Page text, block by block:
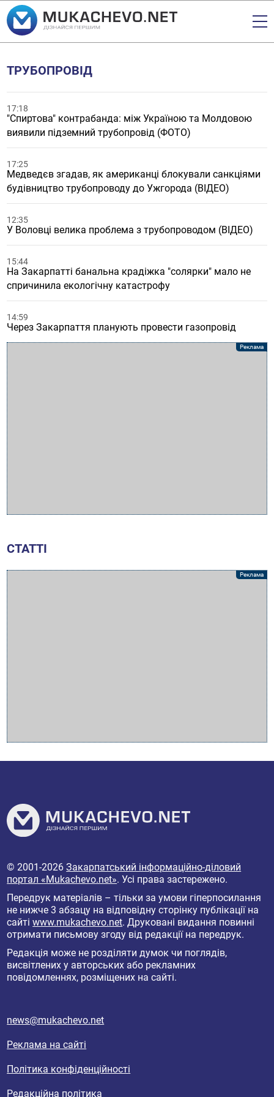
ТРУБОПРОВІД
17:18
"Спиртова" контрабанда: між Україною та Молдовою
виявили підземний трубопровід (ФОТО)
17:25
Медведєв згадав, як американці блокували санкціями
будівництво трубопроводу до Ужгорода (ВІДЕО)
12:35
У Воловці велика проблема з трубопроводом (ВІДЕО)
15:44
На Закарпатті банальна крадіжка "солярки" мало не
спричинила екологічну катастрофу
14:59
Через Закарпаття планують провести газопровід
СТАТТІ
© 2001-2026Закарпатський інформаційно-діловий
портал «Mukachevo.net». Усі права застережено.
Передрук матеріалів – тільки за умови гіперпосилання
не нижче 3 абзацу на відповідну сторінку публікації на
сайтіwww.mukachevo.net. Друковані видання повинні
отримати письмову згоду від редакції на передрук.
Редакція може не розділяти думок чи поглядів,
висвітлених у авторських або рекламних
повідомленнях, розміщених на сайті.
news@mukachevo.net
Реклама на сайті
Політика конфіденційності
Редакційна політика